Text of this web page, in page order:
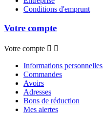
Conditions d'emprunt
Votre compte
Votre compte  
Informations personnelles
Commandes
Avoirs
Adresses
Bons de réduction
Mes alertes